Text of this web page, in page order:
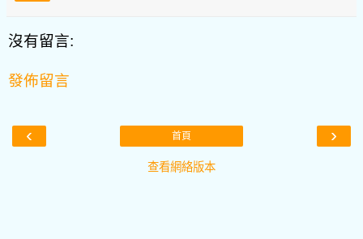
沒有留言:
發佈留言
‹ ›
首頁
查看網絡版本